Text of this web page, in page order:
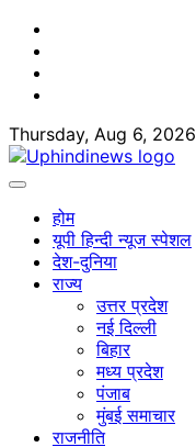
Skip
content
Thursday, Aug 6, 2026
होम
यूपी हिन्दी न्यूज स्पेशल
देश-दुनिया
राज्य
उत्तर प्रदेश
नई दिल्ली
बिहार
मध्य प्रदेश
पंजाब
मुंबई समाचार
राजनीति